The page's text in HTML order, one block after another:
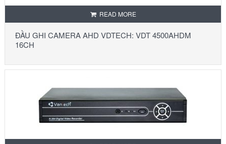
READ MORE
ĐẦU GHI CAMERA AHD VDTECH: VDT 4500AHDM
16CH